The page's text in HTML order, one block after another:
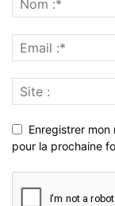
Enregistrer
pour la prochaine